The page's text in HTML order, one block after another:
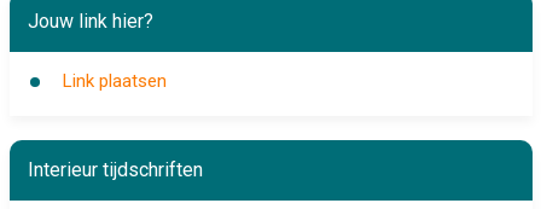
Jouw link hier?
Link plaatsen
Interieur tijdschriften